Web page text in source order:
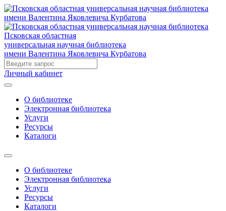
Псковская областная
универсальная научная библиотека
имени Валентина Яковлевича Курбатова
Личный кабинет
О библиотеке
Электронная библиотека
Услуги
Ресурсы
Каталоги
О библиотеке
Электронная библиотека
Услуги
Ресурсы
Каталоги